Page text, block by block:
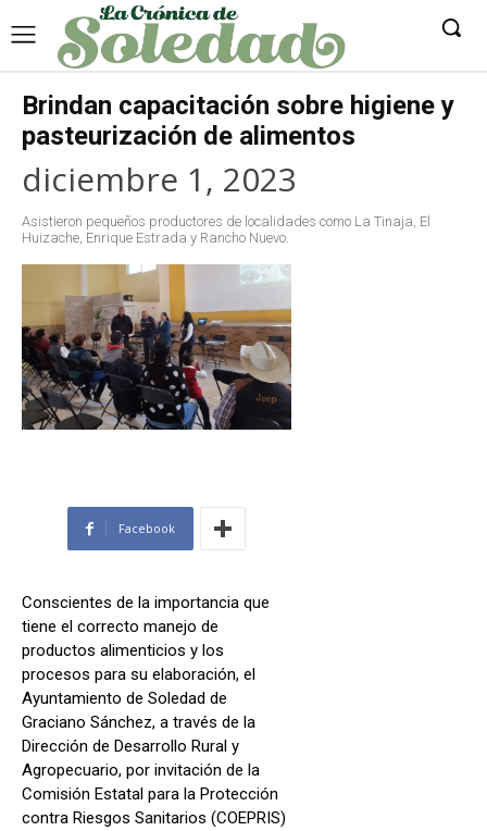
Brindan capacitación sobre higiene y
pasteurización de alimentos
diciembre 1, 2023
Asistieron pequeños productores de localidades como La Tinaja, El
Huizache, Enrique Estrada y Rancho Nuevo.
Facebook
Conscientes de la importancia que
tiene el correcto manejo de
productos alimenticios y los
procesos para su elaboración, el
Ayuntamiento de Soledad de
Graciano Sánchez, a través de la
Dirección de Desarrollo Rural y
Agropecuario, por invitación de la
Comisión Estatal para la Protección
contra Riesgos Sanitarios (COEPRIS)